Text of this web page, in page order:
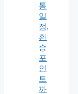
통
일
정,
환
승
포
인
트
까